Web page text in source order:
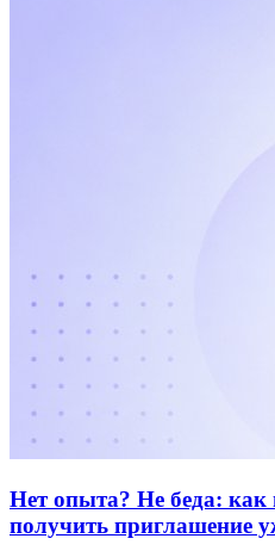
Нет опыта? Не беда: как
получить приглашение